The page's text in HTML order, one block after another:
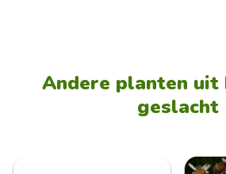
Andere planten
geslacht